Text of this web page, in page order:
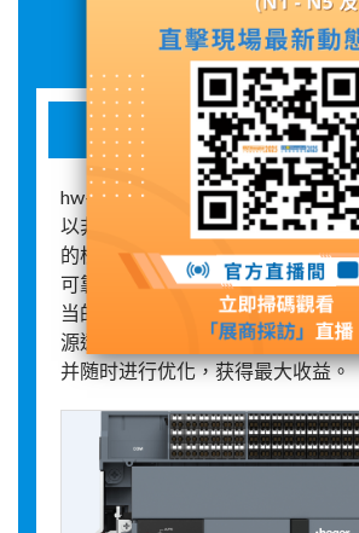
展品詳情
hw+空气断路器
hw+系列空气断路器结构紧凑，模
以非常便捷地安装到低压开关柜中
的核心部件，HW+系列空气断路
可靠的过载、短路等多种保护功能
当的模块扩展，可实现整个系统的
源透明度。借此您可充分挖掘电气
并随时进行优化，获得最大收益。